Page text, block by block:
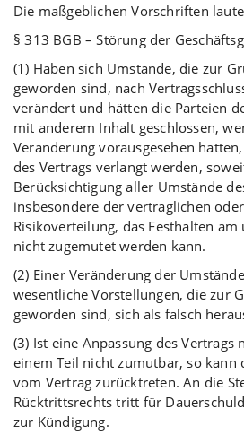
Die maßgeblichen Vorschriften
§ 313 BGB – Störung der
(1) Haben sich Umstände, die zur
geworden sind, nach
verändert und hätten die Parteien
mit anderem Inhalt geschlossen,
Veränderung vorausgesehen
des Vertrags verlangt werden,
Berücksichtigung aller Umstände
insbesondere der vertraglichen
Risikoverteilung, das Festhalten
nicht zugemutet werden kann.
(2) Einer Veränderung der
wesentliche Vorstellungen, die zur
geworden sind, sich als falsch
(3) Ist eine Anpassung des
einem Teil nicht zumutbar, so kann
vom Vertrag zurücktreten. An die
Rücktrittsrechts tritt für
zur Kündigung.